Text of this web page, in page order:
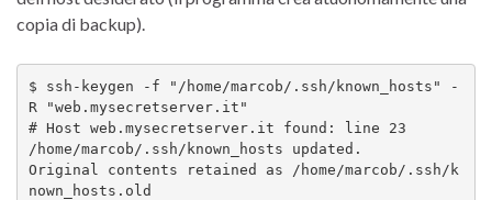
copia di backup).
$ ssh-keygen -f "/home/marcob/.ssh/known_hosts" -
R "web.mysecretserver.it"
# Host web.mysecretserver.it found: line 23
/home/marcob/.ssh/known_hosts updated.
Original contents retained as /home/marcob/.ssh/k
nown_hosts.old